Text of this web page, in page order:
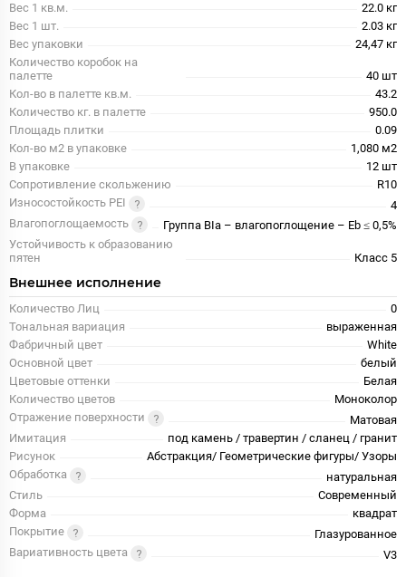
Вес 1 кв.м.
22.0 кг
Вес 1 шт.
2.03 кг
Вес упаковки
24,47 кг
Количество коробок на
палетте
40 шт
Кол-во в палетте кв.м.
43.2
Количество кг. в палетте
950.0
Площадь плитки
0.09
Кол-во м2 в упаковке
1,080 м2
В упаковке
12 шт
Сопротивление скольжению
R10
Износостойкость PEI
4
Влагопоглощаемость
Группа BIa – влагопоглощение – Eb ≤ 0,5%
Устойчивость к образованию
пятен
Класс 5
Внешнее исполнение
Количество Лиц
0
Тональная вариация
выраженная
Фабричный цвет
White
Основной цвет
белый
Цветовые оттенки
Белая
Количество цветов
Моноколор
Отражение поверхности
Матовая
Имитация
под камень / травертин / сланец / гранит
Рисунок
Абстракция/ Геометрические фигуры/ Узоры
Обработка
натуральная
Стиль
Современный
Форма
квадрат
Покрытие
Глазурованное
Вариативность цвета
V3